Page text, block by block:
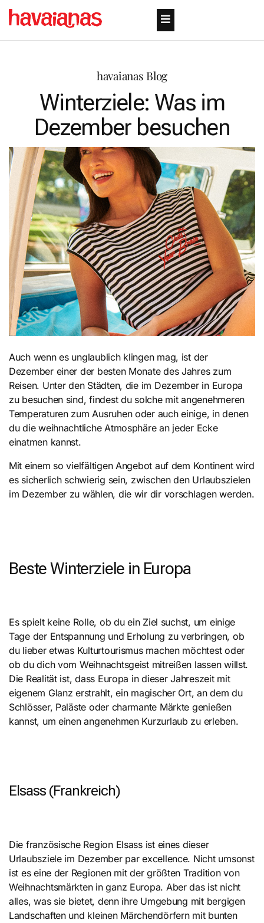
havaianas Blog
Winterziele: Was im
Dezember besuchen
Auch wenn es unglaublich klingen mag, ist der
Dezember einer der besten Monate des Jahres zum
Reisen. Unter den Städten, die im Dezember in Europa
zu besuchen sind, findest du solche mit angenehmeren
Temperaturen zum Ausruhen oder auch einige, in denen
du die weihnachtliche Atmosphäre an jeder Ecke
einatmen kannst.
Mit einem so vielfältigen Angebot auf dem Kontinent wird
es sicherlich schwierig sein, zwischen den Urlaubszielen
im Dezember zu wählen, die wir dir vorschlagen werden.
Beste Winterziele in Europa
Es spielt keine Rolle, ob du ein Ziel suchst, um einige
Tage der Entspannung und Erholung zu verbringen, ob
du lieber etwas Kulturtourismus machen möchtest oder
ob du dich vom Weihnachtsgeist mitreißen lassen willst.
Die Realität ist, dass Europa in dieser Jahreszeit mit
eigenem Glanz erstrahlt, ein magischer Ort, an dem du
Schlösser, Paläste oder charmante Märkte genießen
kannst, um einen angenehmen Kurzurlaub zu erleben.
Elsass (Frankreich)
Die französische Region Elsass ist eines dieser
Urlaubsziele im Dezember par excellence. Nicht umsonst
ist es eine der Regionen mit der größten Tradition von
Weihnachtsmärkten in ganz Europa. Aber das ist nicht
alles, was sie bietet, denn ihre Umgebung mit bergigen
Landschaften und kleinen Märchendörfern mit bunten